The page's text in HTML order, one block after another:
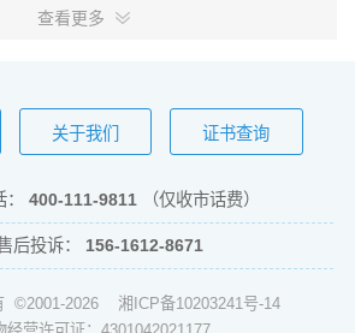
查看更多
关于我们 证书查询
400-111-9811 （仅收市话费）
后投诉： 156-1612-8671
©2001-2026 湘ICP备10203241号-14